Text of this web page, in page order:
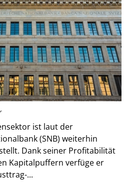
ist laut der
(SNB) weiterhin
Dank seiner Profitabilität
Kapitalpuffern verfüge er
...